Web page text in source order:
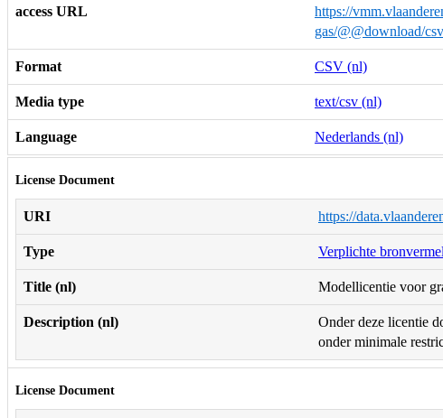
access URL
https://
gas/@@download/csv
Format CSV (nl)
Media type text/csv (nl)
Language Nederlands (nl)
License Document
URI https://
Type Verplichte
Title (nl) Modellicentie voor
Description (nl)
Onder deze licentie
onder minimale
License Document